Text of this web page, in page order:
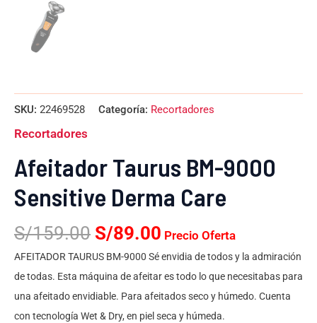
SKU: 22469528 Categoría: Recortadores
Recortadores
Afeitador Taurus BM-9000
Sensitive Derma Care
S/159.00 S/89.00 Precio Oferta
AFEITADOR TAURUS BM-9000 Sé envidia de todos y la admiración
de todas. Esta máquina de afeitar es todo lo que necesitabas para
una afeitado envidiable. Para afeitados seco y húmedo. Cuenta
con tecnología Wet & Dry, en piel seca y húmeda.